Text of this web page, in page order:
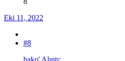
Eki 11, 2022
#8